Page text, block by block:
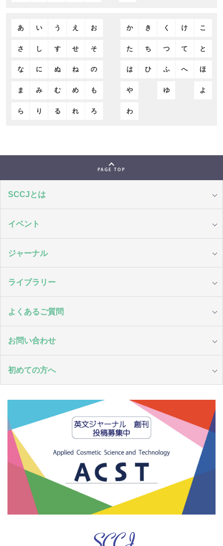
あ い う え お か き く け こ
さ し す せ そ た ち つ て と
な に ぬ ね の は ひ ふ へ ほ
ま み む め も や ゆ よ
ら り る れ ろ わ
PAGE TOP
SCCJとは
イベント
ジャーナル
ライブラリー
よくあるご質問
お問い合わせ
初めての方へ